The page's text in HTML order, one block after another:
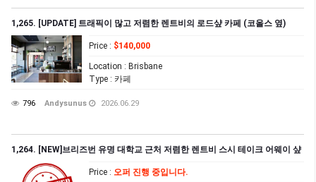
1,265. [UPDATE] 트래픽이 많고 저렴한 렌트비의 로드샾 카페 (코올스 옆)
Price : $140,000
Location : Brisbane
Type : 카페
796 Andysunus 2026.06.29
1,264. [NEW]브리즈번 유명 대학교 근처 저렴한 렌트비 스시 테이크 어웨이 샾
Price : 오퍼 진행 중입니다.